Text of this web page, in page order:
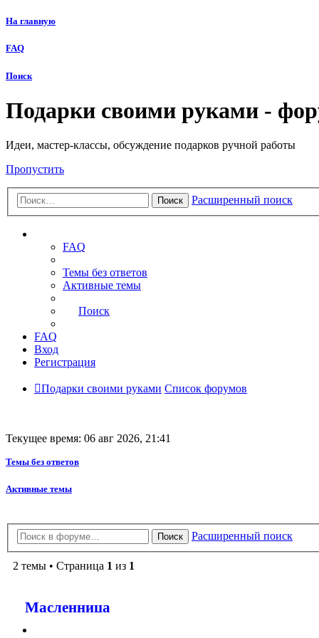
На главную
FAQ
Поиск
Подарки своими руками -
Идеи, мастер-классы, обсуждение подарков ручной работы
Пропустить
Поиск Расширенный поиск
FAQ
Темы без ответов
Активные темы
Поиск
FAQ
Вход
Регистрация
Подарки своими руками Список форумов
Текущее время: 06 авг 2026, 21:41
Темы без ответов
Активные темы
Поиск Расширенный поиск
2 темы • Страница 1 из 1
Масленница